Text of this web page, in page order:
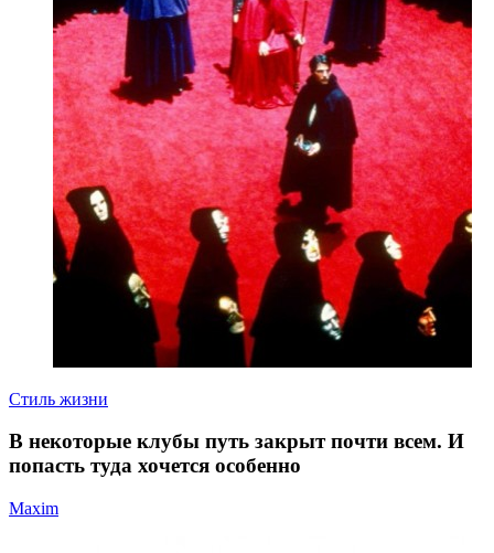
Стиль жизни
В некоторые клубы путь закрыт почти всем. И
попасть туда хочется особенно
Maxim